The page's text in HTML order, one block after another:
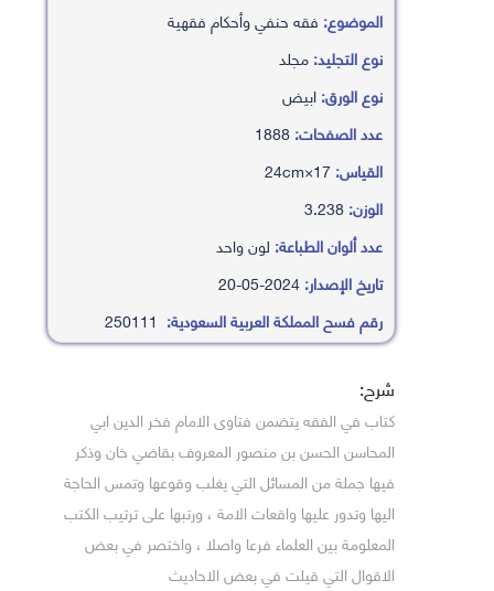
الموضوع: فقه حنفي وأحكام فقهية
نوع التجليد:مجلد
نوع الورق:ابيض
عدد الصفحات:
القياس:
الوزن:
عدد ألوان الطباعة: لون واحد
تاريخ الإصدار:
رقم فسح المملكة العربية السعودية:
شرح:
كتاب في الفقه يتضمن فتاوى الامام فخر الدين ابي
المحاسن الحسن بن منصور المعروف بقاضي خان وذكر
فيها جملة من المسائل التي يغلب وقوعها وتمس الحاجة
اليها وتدور عليها واقعات الامة ، ورتبها على ترتيب الكتب
المعلومة بين العلماء فرعا واصلا ، واختصر في بعض
الاقوال التي قيلت في بعض الاحاديث